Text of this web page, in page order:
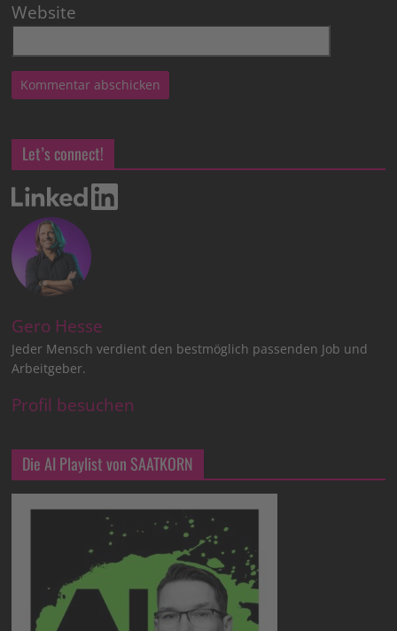
Website
Let’s connect!
Gero Hesse
Jeder Mensch verdient den bestmöglich passenden Job und
Arbeitgeber.
Profil besuchen
Die AI Playlist von SAATKORN